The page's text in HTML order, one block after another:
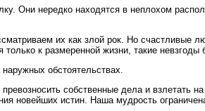
Они нередко находятся в неплохом
их как злой рок. Но счастливые
к размеренной жизни, такие невзгоды
обстоятельствах.
собственные дела и
истин. Наша мудрость